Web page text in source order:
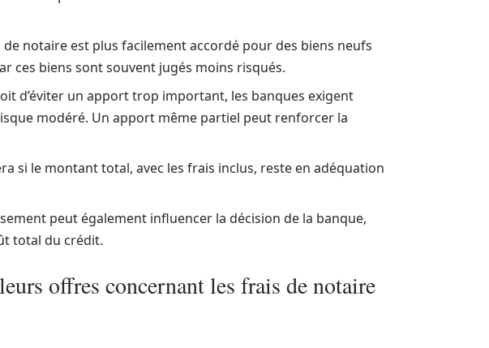
notaire est plus facilement accordé pour des biens neufs
ces biens sont souvent jugés moins risqués.
d’éviter un apport trop important, les banques exigent
modéré. Un apport même partiel peut renforcer la
si le montant total, avec les frais inclus, reste en adéquation
peut également influencer la décision de la banque,
total du crédit.
offres concernant les frais de notaire